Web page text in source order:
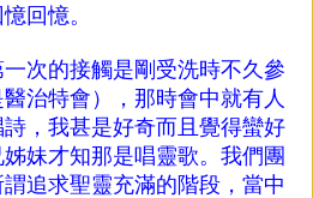
回憶。
次的接觸是剛受洗時不久參
治特會），那時會中就有人
，我甚是好奇而且覺得蠻好
妹才知那是唱靈歌。我們團
追求聖靈充滿的階段，當中